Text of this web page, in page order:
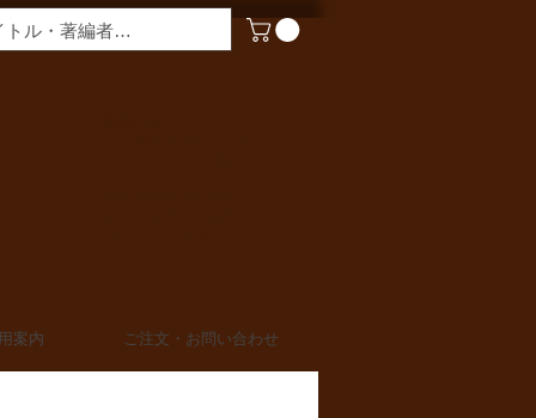
案内 ご注文・お問い合わせ